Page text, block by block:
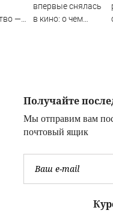
—
впервые снялась
в кино: о чем
Получайте
Мы отправим вам
почтовый ящик